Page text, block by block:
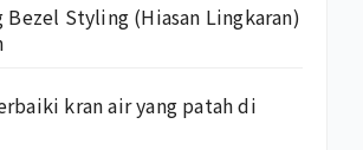
Bezel Styling (Hiasan Lingkaran)
kran air yang patah di